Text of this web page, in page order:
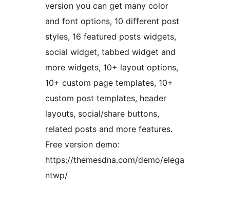
version you can get many color
and font options, 10 different post
styles, 16 featured posts widgets,
social widget, tabbed widget and
more widgets, 10+ layout options,
10+ custom page templates, 10+
custom post templates, header
layouts, social/share buttons,
related posts and more features.
Free version demo:
https://themesdna.com/demo/elega
ntwp/